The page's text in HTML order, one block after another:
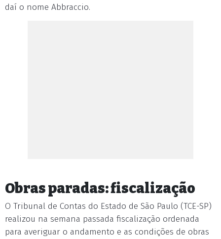
daí o nome Abbraccio.
Obras paradas: fiscalização
O Tribunal de Contas do Estado de São Paulo (TCE-SP)
realizou na semana passada fiscalização ordenada
para averiguar o andamento e as condições de obras